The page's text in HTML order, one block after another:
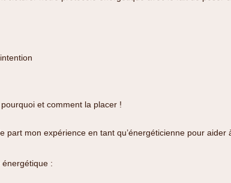
et comment la placer !
part mon expérience en tant qu’énergéticienne pour
: